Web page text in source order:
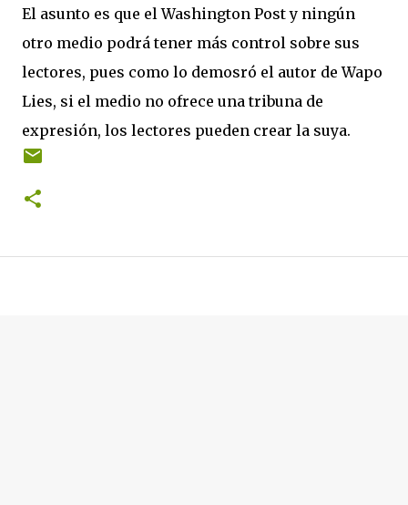
El asunto es que el Washington Post y ningún
otro medio podrá tener más control sobre sus
lectores, pues como lo demosró el autor de Wapo
Lies, si el medio no ofrece una tribuna de
expresión, los lectores pueden crear la suya.